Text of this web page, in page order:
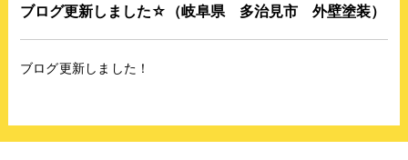
ブログ更新しました☆（岐阜県 多治見市 外壁塗装）
ブログ更新しました！